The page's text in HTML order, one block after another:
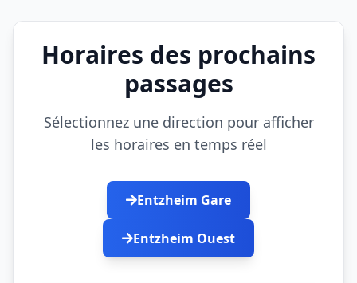
Horaires des prochains
passages
Sélectionnez une direction pour afficher
les horaires en temps réel
Entzheim Gare
Entzheim Ouest